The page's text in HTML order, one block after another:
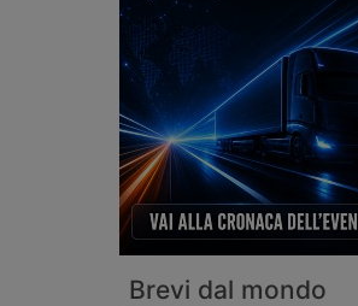
Brevi dal mondo